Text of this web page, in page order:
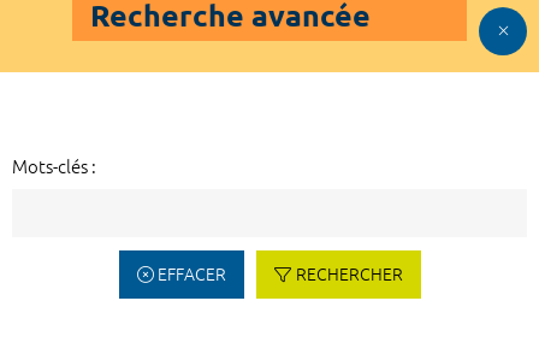
Recherche avancée
Mots-clés :
EFFACER RECHERCHER